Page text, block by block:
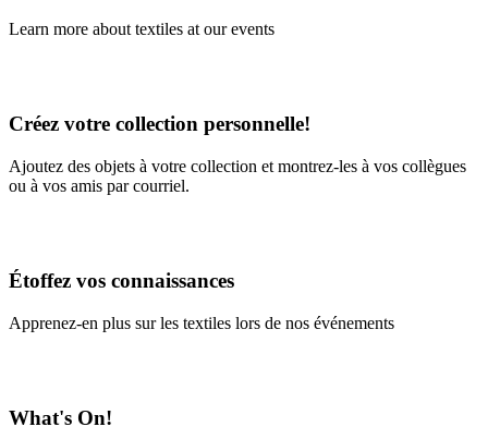
Learn more about textiles at our events
Créez votre collection personnelle!
Ajoutez des objets à votre collection et montrez-les à vos collègues
ou à vos amis par courriel.
Étoffez vos connaissances
Apprenez-en plus sur les textiles lors de nos événements
What's On!